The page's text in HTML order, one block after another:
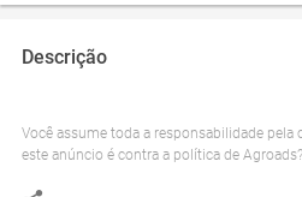
Descrição
Você assume toda a responsabilidade pela
este anúncio é contra a política de Agroads?